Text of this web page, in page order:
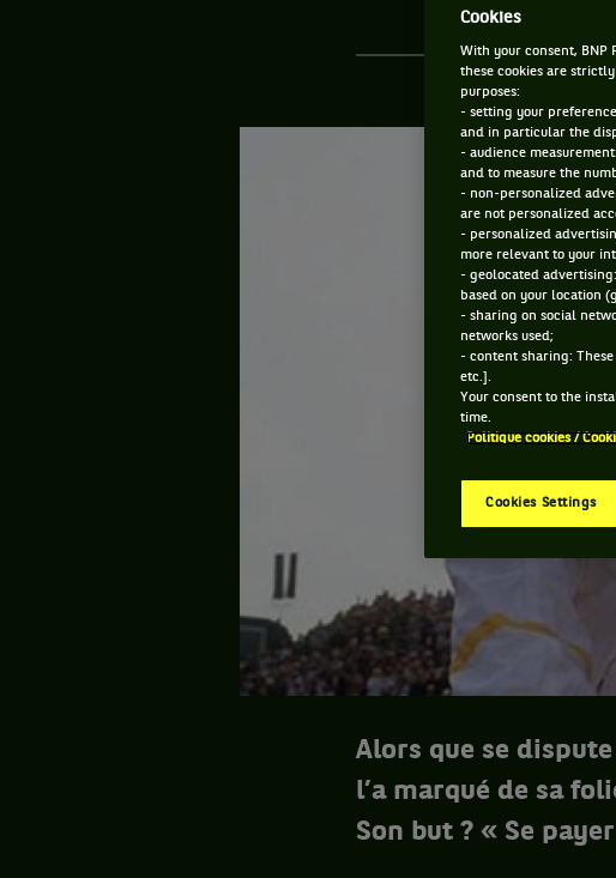
Alors que se
l’a marqué de sa
Son but ? « Se
Cookies
With your consent, BNP
these cookies are
purposes:
- setting your
and in particular the
- audience
and to measure the
- non-personalized
are not personalized
- personalized
more relevant to your
- geolocated
based on your location
- sharing on social
networks used;
- content sharing:
etc.].
Your consent to the
time.
Politique cookies /
Cookies Settings